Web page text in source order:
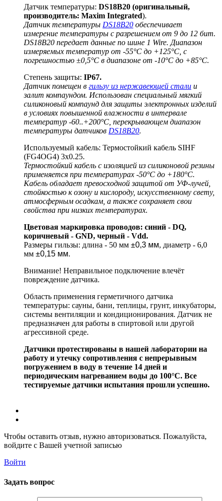
Датчик температуры: DS18B20 (оригинальный,
производитель: Maxim Integrated).
Датчик температуры DS18B20 обеспечивает
измерение температуры с разрешением от 9 до 12 бит.
DS18B20 передает данные по шине 1 Wire. Диапазон
измеряемых температур от -55°C до +125°C, с
погрешностью ±0,5°C в диапазоне от -10°C до +85°C.
Степень защиты: IP67.
Датчик помещен в гильзу из нержавеющей стали и
залит компаундом. Использован специальный мягкий
силиконовый компаунд для защиты электронных изделий
в условиях повышенной влажности в интервале
температур -60..+200°C, перекрывающем диапазон
температуры датчиков DS18B20.
Используемый кабель: Термостойкий кабель SIHF
(FG4OG4) 3x0.25.
Термостойкий кабель с изоляцией из силиконовой резины
применяется при температурах -50°C до +180°C.
Кабель обладает превосходной защитой от УФ-лучей,
стойкостью к озону и кислороду, искусственному свету,
атмосферным осадкам, а также сохраняет свои
свойства при низких температурах.
Цветовая маркировка проводов: синий - DQ,
коричневый - GND, черный - Vdd.
Размеры гильзы: длина - 50 мм ±0,3 мм, диаметр - 6,0
мм ±0,15 мм.
Внимание! Неправильное подключение влечёт
повреждение датчика.
Область применения герметичного датчика
температуры: сауны, бани, теплицы, грунт, инкубаторы,
системы вентиляции и кондиционирования. Датчик не
предназначен для работы в спиртовой или другой
агрессивной среде.
Датчики протестированы в нашей лаборатории на
работу и утечку сопротивления с непрерывным
погружением в воду в течение 14 дней и
периодическим нагреванием воды до 100°С. Все
тестируемые датчики испытания прошли успешно.
Чтобы оставить отзыв, нужно авторизоваться. Пожалуйста,
войдите с Вашей учетной записью
Войти
Задать вопрос